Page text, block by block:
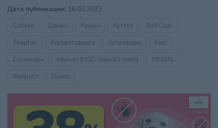
Дата публикации: 16.03.2023
Собаки Щенки Кошки Котята
Rolf Club
Beaphar
Агроветзащита Астрафарм
Irbis
Zooлекарь
Intervet (MSD Animal Health)
MERIAL
Фиприст
Elanco